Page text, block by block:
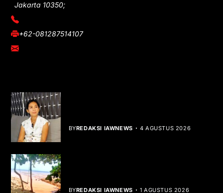
Jakarta 10350;
(021) 3908026
+62-081287514107
adm@iawnews.com
BYREDAKSI IAWNEWS 4 AGUSTUS 2026
BYREDAKSI IAWNEWS 1 AGUSTUS 2026